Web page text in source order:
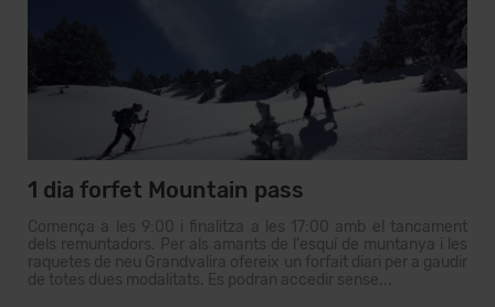
1 dia forfet Mountain pass
Comença a les 9:00 i finalitza a les 17:00 amb el tancament
dels remuntadors. Per als amants de l'esquí de muntanya i les
raquetes de neu Grandvalira ofereix un forfait diari per a gaudir
de totes dues modalitats. Es podran accedir sense...